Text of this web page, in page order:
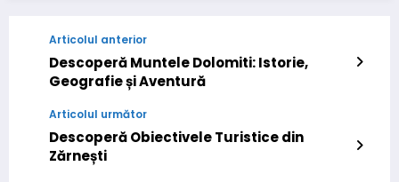
Articolul anterior
Descoperă Muntele Dolomiti: Istorie,
Geografie și Aventură
Articolul următor
Descoperă Obiectivele Turistice din
Zărnești